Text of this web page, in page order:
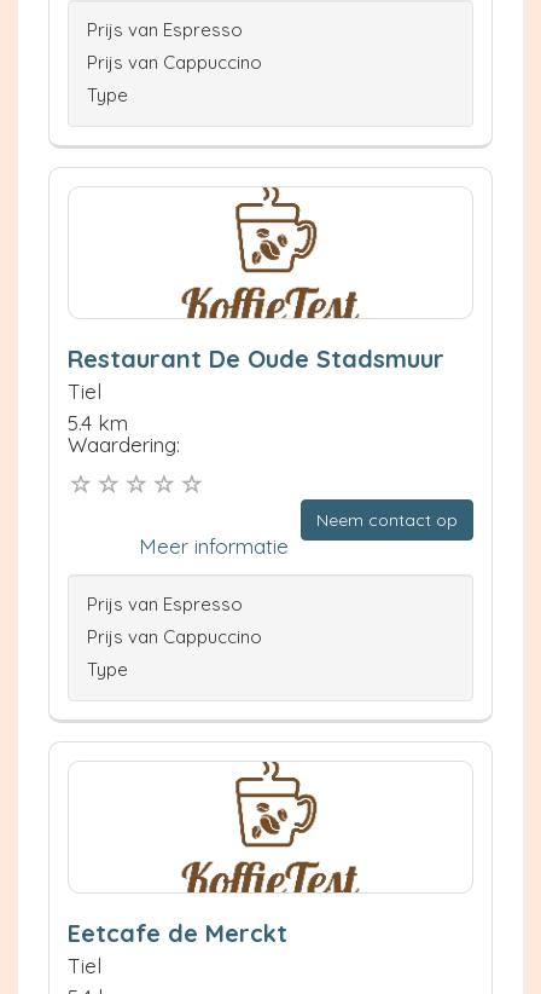
Prijs van Espresso
Prijs van Cappuccino
Type
Restaurant De Oude Stadsmuur
Tiel
5.4 km
Waardering:
Neem contact op
Meer informatie
Prijs van Espresso
Prijs van Cappuccino
Type
Eetcafe de Merckt
Tiel